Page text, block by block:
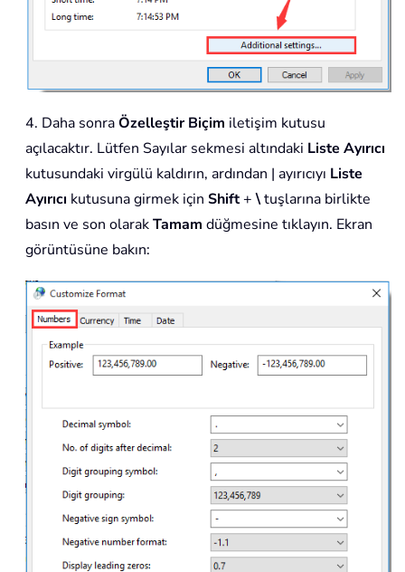
4. Daha sonraÖzelleştir Biçim iletişim kutusu
açılacaktır. Lütfen Sayılar sekmesi altındaki Liste Ayırıcı
kutusundaki virgülü kaldırın, ardından | ayırıcıyı Liste
Ayırıcı kutusuna girmek için Shift+\tuşlarına birlikte
basın ve son olarakTamam düğmesine tıklayın. Ekran
görüntüsüne bakın: